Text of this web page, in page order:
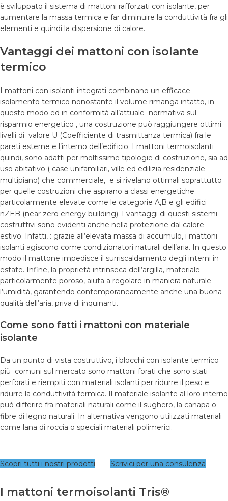
è sviluppato il sistema di mattoni rafforzati con isolante, per
aumentare la massa termica e far diminuire la conduttività fra gli
elementi e quindi la dispersione di calore.
Vantaggi dei mattoni con isolante
termico
I mattoni con isolanti integrati combinano un efficace
isolamento termico nonostante il volume rimanga intatto, in
questo modo ed in conformità all’attuale normativa sul
risparmio energetico , una costruzione può raggiungere ottimi
livelli di valore U (Coefficiente di trasmittanza termica) fra le
pareti esterne e l’interno dell’edificio. I mattoni termoisolanti
quindi, sono adatti per moltissime tipologie di costruzione, sia ad
uso abitativo ( case unifamiliari, ville ed edilizia residenziale
multipiano) che commerciale, e si rivelano ottimali soprattutto
per quelle costruzioni che aspirano a classi energetiche
particolarmente elevate come le categorie A,B e gli edifici
nZEB (near zero energy building). I vantaggi di questi sistemi
costruttivi sono evidenti anche nella protezione dal calore
estivo. Infatti, : grazie all’elevata massa di accumulo, i mattoni
isolanti agiscono come condizionatori naturali dell’aria. In questo
modo il mattone impedisce il surriscaldamento degli interni in
estate. Infine, la proprietà intrinseca dell’argilla, materiale
particolarmente poroso, aiuta a regolare in maniera naturale
l’umidità, garantendo contemporaneamente anche una buona
qualità dell’aria, priva di inquinanti.
Come sono fatti i mattoni con materiale
isolante
Da un punto di vista costruttivo, i blocchi con isolante termico
più comuni sul mercato sono mattoni forati che sono stati
perforati e riempiti con materiali isolanti per ridurre il peso e
ridurre la conduttività termica. Il materiale isolante al loro interno
può differire fra materiali naturali come il sughero, la canapa o
fibre di legno naturali. In alternativa vengono utilizzati materiali
come lana di roccia o speciali materiali polimerici.
Scopri tutti i nostri prodotti Scrivici per una consulenza
I mattoni termoisolanti Tris®